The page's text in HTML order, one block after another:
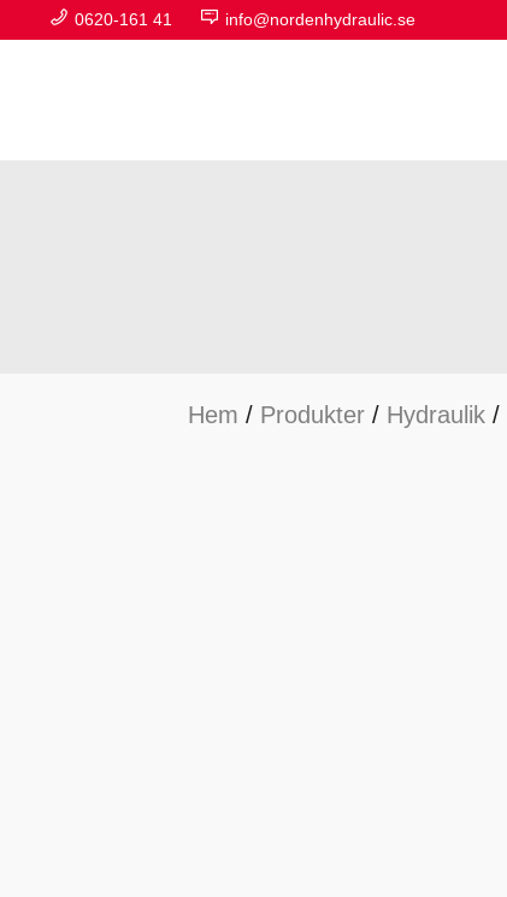
0620-161 41 info@nordenhydraulic.se
Hem / Produkter/ Hydraulik/